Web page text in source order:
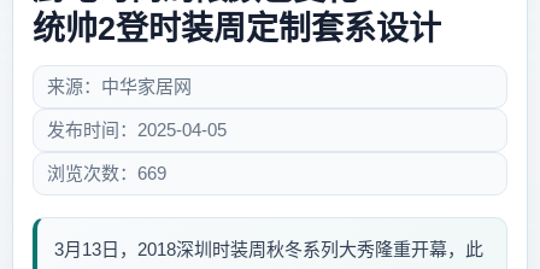
统帅2登时装周定制套系设计
来源：中华家居网
发布时间：2025-04-05
浏览次数：669
3月13日，2018深圳时装周秋冬系列大秀隆重开幕，此